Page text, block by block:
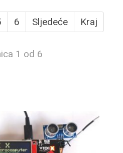
6 Sljedeće Kraj
1 od 6